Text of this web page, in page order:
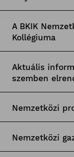
A BKIK
Kollégiuma
Aktuális
szemben
Nemzetközi
Nemzetközi